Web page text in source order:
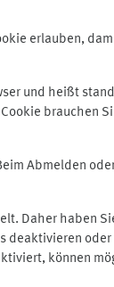
erlauben,
und heißt
brauchen
Abmelden
Daher haben
deaktivieren
können